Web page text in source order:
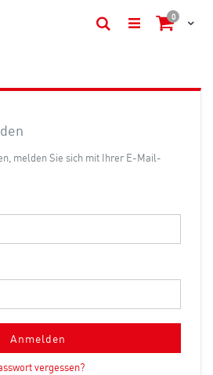
Cart
0Artikel
Suche
melden Sie sich mit Ihrer E-Mail-
Anmelden
vergessen?